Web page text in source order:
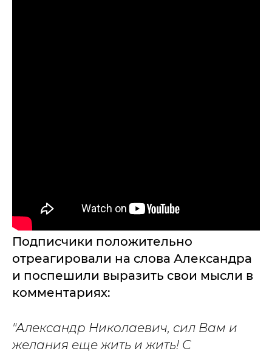
Подписчики положительно
отреагировали на слова Александра
и поспешили выразить свои мысли в
комментариях:
"Александр Николаевич, сил Вам и
желания еще жить и жить! С